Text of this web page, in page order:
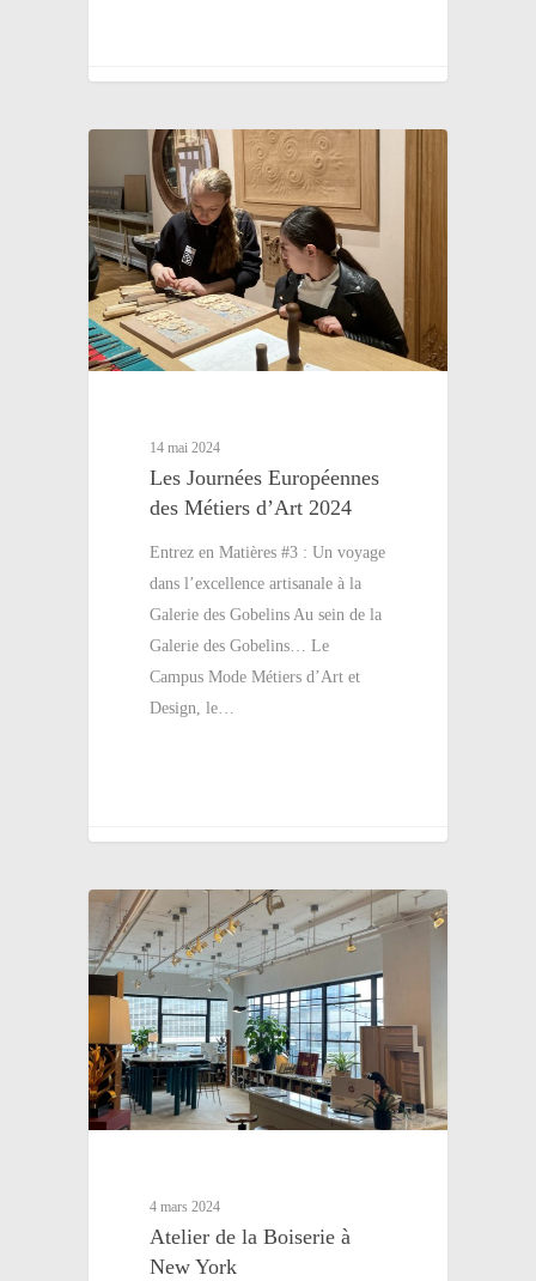
14 mai 2024
Les Journées Européennes
des Métiers d’Art 2024
Entrez en Matières #3 : Un voyage
dans l’excellence artisanale à la
Galerie des Gobelins Au sein de la
Galerie des Gobelins… Le
Campus Mode Métiers d’Art et
Design, le…
4 mars 2024
Atelier de la Boiserie à
New York